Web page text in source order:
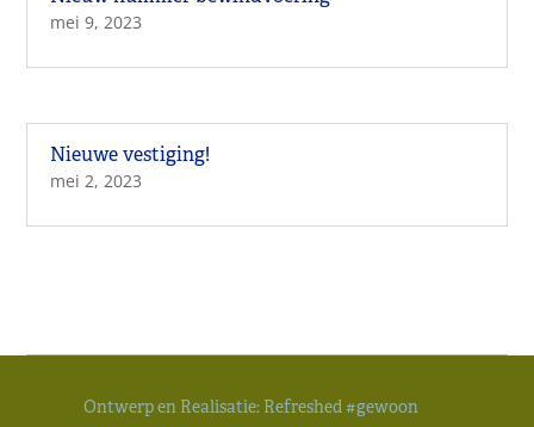
mei 9, 2023
Nieuwe vestiging!
mei 2, 2023
Ontwerp en Realisatie: Refreshed #gewoon